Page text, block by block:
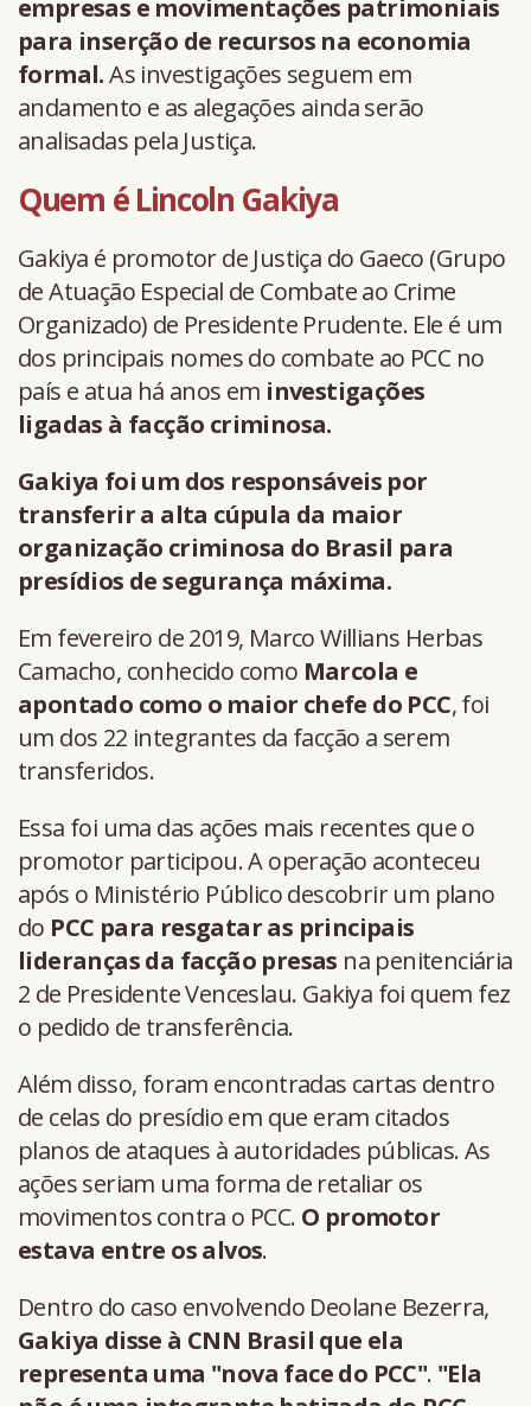
empresas e movimentações patrimoniais
para inserção de recursos na economia
formal.As investigações seguem em
andamento e as alegações ainda serão
analisadas pela Justiça.
Quem é Lincoln Gakiya
Gakiya é promotor de Justiça do Gaeco (Grupo
de Atuação Especial de Combate ao Crime
Organizado) de Presidente Prudente. Ele é um
dos principais nomes do combate ao PCC no
país e atua há anos em investigações
ligadas à facção criminosa.
Gakiya foi um dos responsáveis por
transferir a alta cúpula da maior
organização criminosa do Brasil para
presídios de segurança máxima.
Em fevereiro de 2019, Marco Willians Herbas
Camacho, conhecido como Marcola e
apontado como o maior chefe do PCC, foi
um dos 22 integrantes da facção a serem
transferidos.
Essa foi uma das ações mais recentes que o
promotor participou. A operação aconteceu
após o Ministério Público descobrir um plano
do PCC para resgatar as principais
lideranças da facção presas na penitenciária
2 de Presidente Venceslau. Gakiya foi quem fez
o pedido de transferência.
Além disso, foram encontradas cartas dentro
de celas do presídio em que eram citados
planos de ataques à autoridades públicas. As
ações seriam uma forma de retaliar os
movimentos contra o PCC. O promotor
estava entre os alvos.
Dentro do caso envolvendo Deolane Bezerra,
Gakiya disse à CNN Brasil que ela
representa uma "nova face do PCC". "Ela